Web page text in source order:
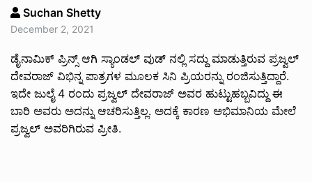
Suchan Shetty
December 2, 2021
ಡೈನಾಮಿಕ್ ಪ್ರಿನ್ಸ್ ಆಗಿ ಸ್ಯಾಂಡಲ್ ವುಡ್ ನಲ್ಲಿ ಸದ್ದು ಮಾಡುತ್ತಿರುವ ಪ್ರಜ್ವಲ್
ದೇವರಾಜ್ ವಿಭಿನ್ನ ಪಾತ್ರಗಳ ಮೂಲಕ ಸಿನಿ ಪ್ರಿಯರನ್ನು ರಂಜಿಸುತ್ತಿದ್ದಾರೆ.
ಇದೇ ಜುಲೈ 4 ರಂದು ಪ್ರಜ್ವಲ್ ದೇವರಾಜ್ ಅವರ ಹುಟ್ಟುಹಬ್ಬವಿದ್ದು ಈ
ಬಾರಿ ಅವರು ಅದನ್ನು ಆಚರಿಸುತ್ತಿಲ್ಲ. ಅದಕ್ಕೆ ಕಾರಣ ಅಭಿಮಾನಿಯ ಮೇಲೆ
ಪ್ರಜ್ವಲ್ ಅವರಿಗಿರುವ ಪ್ರೀತಿ.